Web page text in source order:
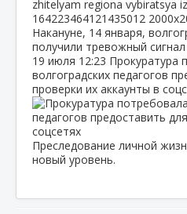
Накануне, 14 января,
получили тревожный
19 июля 12:23 Прокуратура
волгоградских педагогов
проверки их аккаунты в
Преследование личной
новый уровень.